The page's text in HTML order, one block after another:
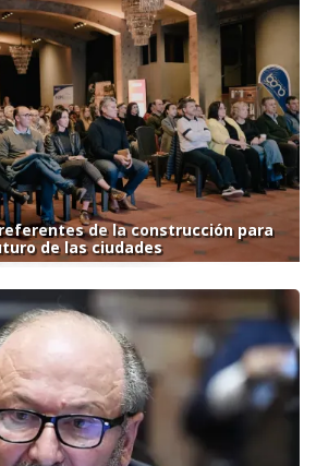
de la construcción para
de las ciudades